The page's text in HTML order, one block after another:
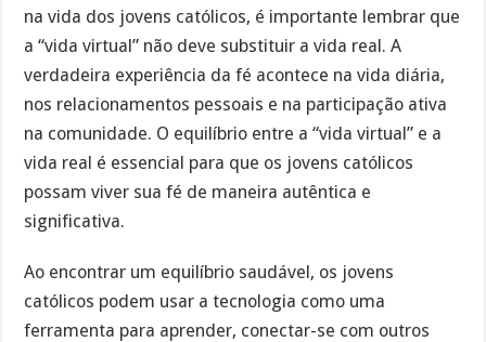
na vida dos jovens católicos, é importante lembrar que
a “vida virtual” não deve substituir a vida real. A
verdadeira experiência da fé acontece na vida diária,
nos relacionamentos pessoais e na participação ativa
na comunidade. O equilíbrio entre a “vida virtual” e a
vida real é essencial para que os jovens católicos
possam viver sua fé de maneira autêntica e
significativa.
Ao encontrar um equilíbrio saudável, os jovens
católicos podem usar a tecnologia como uma
ferramenta para aprender, conectar-se com outros